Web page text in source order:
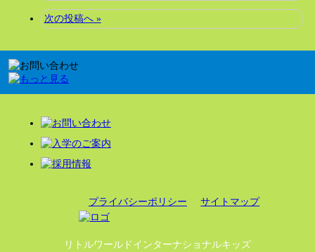
次の投稿へ »
プライバシーポリシー サイトマップ
リトルワールドインターナショナルキッズ